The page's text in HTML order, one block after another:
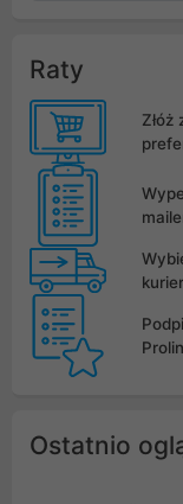
Raty
Ostatnio